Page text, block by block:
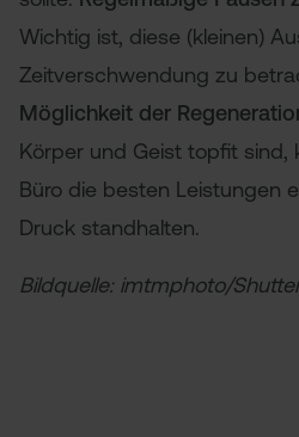
Wichtig ist, diese (kleinen)
Zeitverschwendung zu
Möglichkeit der
Körper und Geist topfit sind,
Büro die besten Leistungen
Druck standhalten.
Bildquelle: imtmphoto/